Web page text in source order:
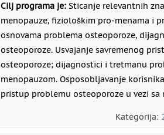
Cilj programa je:Sticanje relevantnih
menopauze, fiziološkim pro-menama i
osnovama problema osteoporoze,
osteoporoze. Usvajanje savremenog
osteoporoze; dijagnostici i tretmanu
menopauzom. Osposobljavanje
pristup problemu osteoporoze u vezi sa
Kategorija: